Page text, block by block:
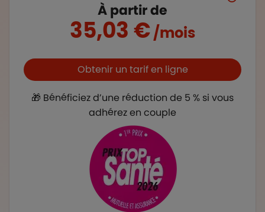
À partir de
35,03 €/mois
Boutons et liensObtenir un tarif en ligne
🎁 Bénéficiez d’une réduction de 5 % si vous
adhérez en couple